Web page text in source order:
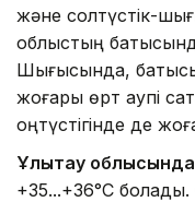
және солтүстік-
облыстың
Шығысында,
жоғары өрт қаупі
оңтүстігінде де
Ұлытау облысында
+35...+36°C болады.